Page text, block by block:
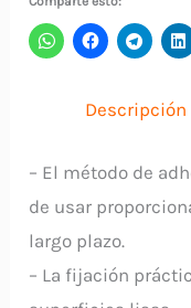
5Mts
Descripción
– El método de
de usar
largo plazo.
– La fijación